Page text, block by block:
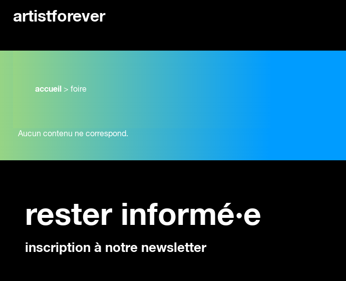
artistforever
accueil > foire
Aucun contenu ne correspond.
rester informé·e
inscription à notre newsletter